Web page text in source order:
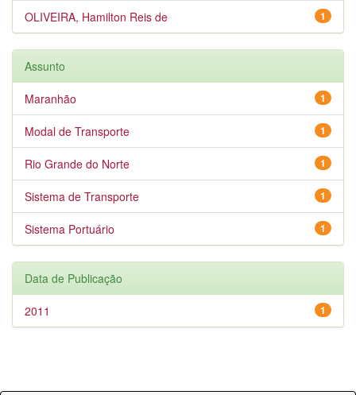
1
OLIVEIRA, Hamilton Reis de
Assunto
1
Maranhão
1
Modal de Transporte
1
Rio Grande do Norte
1
Sistema de Transporte
1
Sistema Portuário
Data de Publicação
1
2011